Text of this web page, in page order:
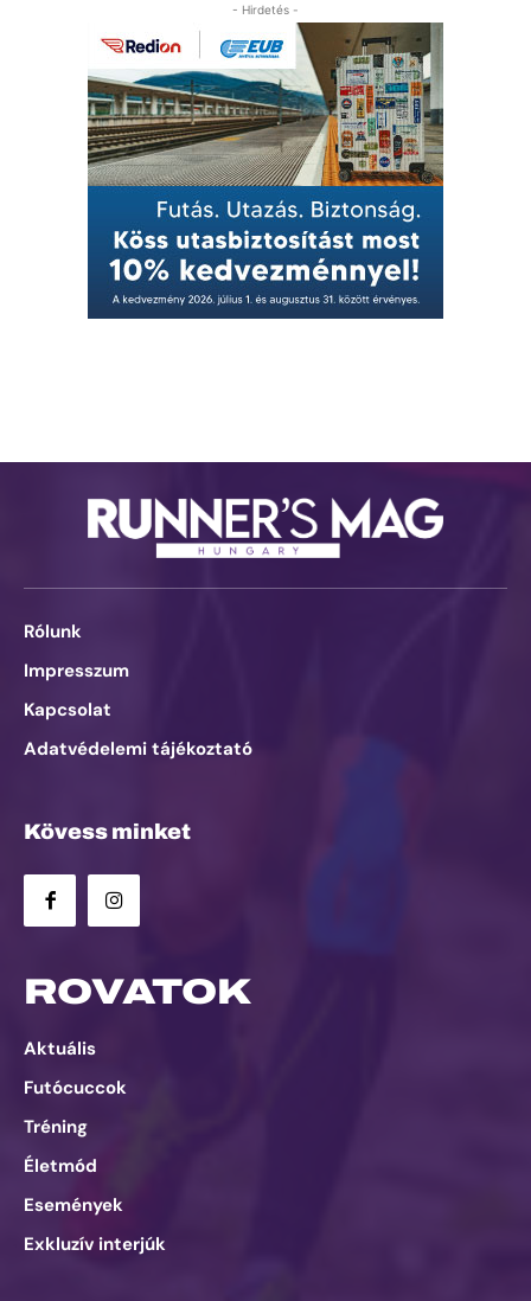
- Hirdetés -
Rólunk
Impresszum
Kapcsolat
Adatvédelemi tájékoztató
Kövess minket
ROVATOK
Aktuális
Futócuccok
Tréning
Életmód
Események
Exkluzív interjúk